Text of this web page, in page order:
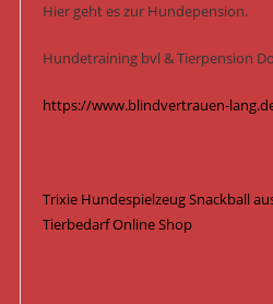
Hier geht es zur Hundepension.
Hundetraining bvl & Tierpension
https://www.blindvertrauen-
Trixie Hundespielzeug Snackball
Tierbedarf Online Shop